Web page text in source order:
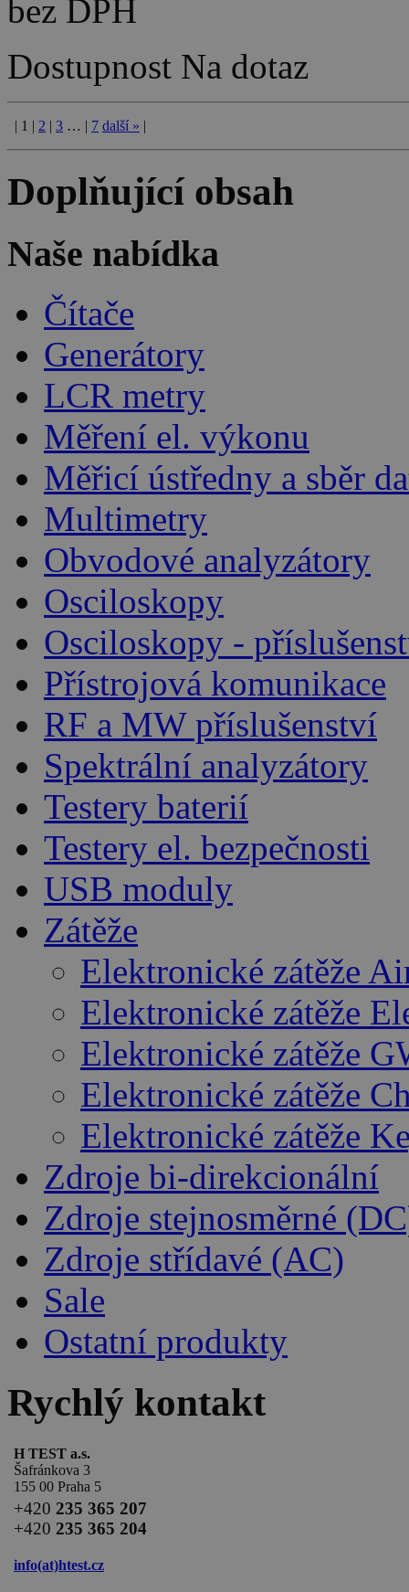
bez DPH
Dostupnost Na dotaz
| 1 | 2 | 3 … | 7 další » |
Doplňující obsah
Naše nabídka
Čítače
Generátory
LCR metry
Měření el. výkonu
Měřicí ústředny a sběr
Multimetry
Obvodové analyzátory
Osciloskopy
Osciloskopy -
Přístrojová komunikace
RF a MW příslušenství
Spektrální analyzátory
Testery baterií
Testery el. bezpečnosti
USB moduly
Zátěže
Elektronické zátěže
Elektronické zátěže
Elektronické zátěže
Elektronické zátěže
Elektronické zátěže
Zdroje bi-direkcionální
Zdroje stejnosměrné
Zdroje střídavé (AC)
Sale
Ostatní produkty
Rychlý kontakt
H TEST a.s.
Šafránkova 3
155 00 Praha 5
+420 235 365 207
+420 235 365 204
info(at)htest.cz